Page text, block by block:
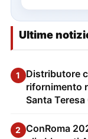
Ultime
1
Distributore
rifornimento
Santa Teresa
2 ConRoma